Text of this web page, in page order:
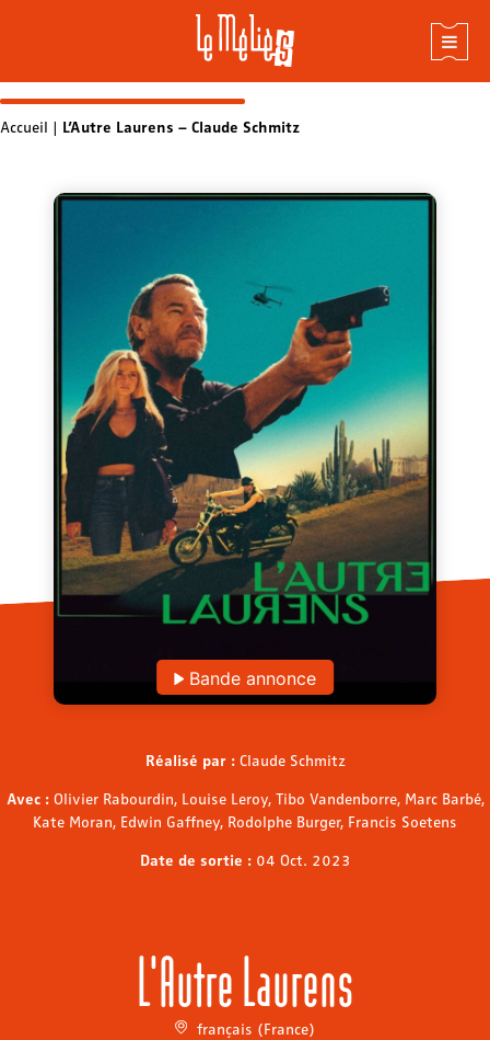
Skip
Accueil | L’Autre Laurens – Claude Schmitz
Bande annonce
Réalisé par : Claude Schmitz
Avec : Olivier Rabourdin, Louise Leroy, Tibo Vandenborre, Marc Barbé,
Kate Moran, Edwin Gaffney, Rodolphe Burger, Francis Soetens
Date de sortie : 04 Oct. 2023
L'Autre Laurens
français (France)